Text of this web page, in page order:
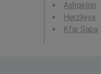
Ashqelon
Herzliyya
Kfar Saba